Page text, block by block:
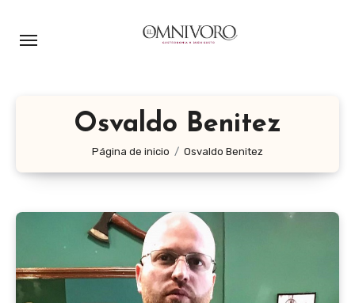
Osvaldo Benitez
Página de inicio Osvaldo Benitez